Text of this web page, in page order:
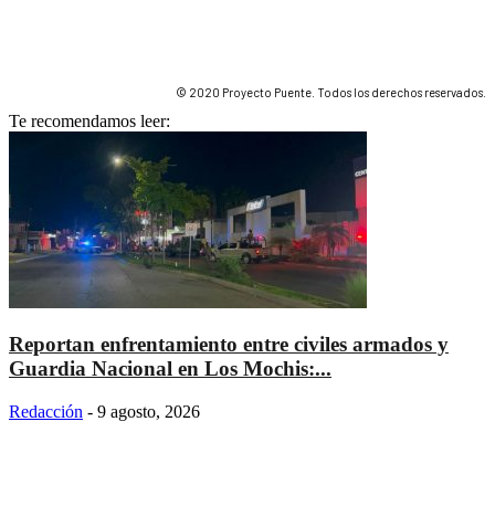
© 2020 Proyecto Puente. Todos los derechos reservados.
Te recomendamos leer:
Reportan enfrentamiento entre civiles armados y
Guardia Nacional en Los Mochis:...
Redacción - 9 agosto, 2026